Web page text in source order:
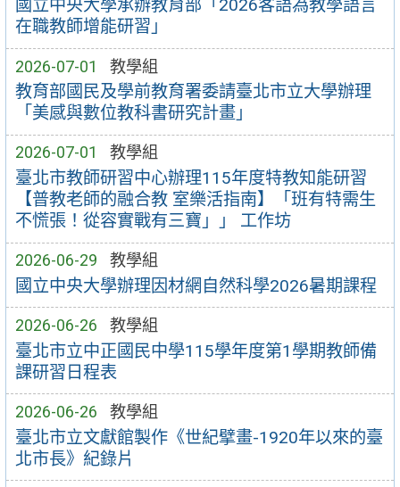
國立中央大學承辦教育部「2026客語為教學語言
在職教師增能研習」
2026-07-01 教學組
教育部國民及學前教育署委請臺北市立大學辦理
「美感與數位教科書研究計畫」
2026-07-01 教學組
臺北市教師研習中心辦理115年度特教知能研習
【普教老師的融合教 室樂活指南】「班有特需生
不慌張！從容實戰有三寶」」 工作坊
2026-06-29 教學組
國立中央大學辦理因材網自然科學2026暑期課程
2026-06-26 教學組
臺北市立中正國民中學115學年度第1學期教師備
課研習日程表
2026-06-26 教學組
臺北市立文獻館製作《世紀擘畫-1920年以來的臺
北市長》紀錄片